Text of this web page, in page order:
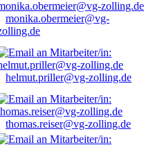
monika.obermeier@vg-
helmut.priller@vg-zolling.de
thomas.reiser@vg-zolling.de